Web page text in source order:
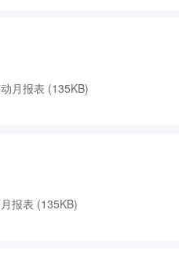
月报表 (135KB)
报表 (135KB)